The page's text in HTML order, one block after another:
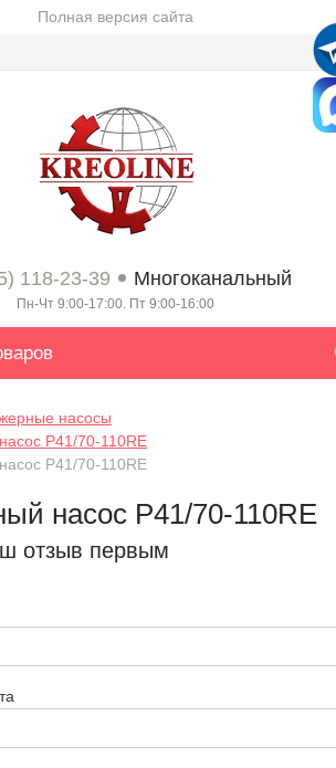
Полная версия сайта
118-23-39 Многоканальный
Пн-Чт 9:00-17:00. Пт 9:00-16:00
насосы
P41/70-110RE
P41/70-110RE
насос P41/70-110RE
отзыв первым